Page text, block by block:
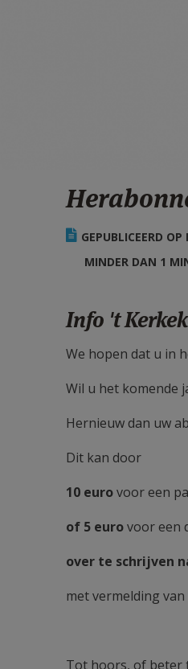
GEPUBLICEERD
MINDER DAN 1
Info 't
We hopen dat u in
Wil u het komende
Hernieuw dan uw
Dit kan door
10 eurovoor een
of 5 eurovoor een
over te schrijven
met vermelding van
Tot hoors, of beter